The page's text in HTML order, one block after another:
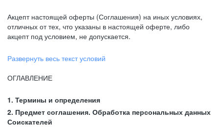
Акцепт настоящей оферты (Соглашения) на иных условиях,
отличных от тех, что указаны в настоящей оферте, либо
акцепт под условием, не допускается.
Развернуть весь текст условий
ОГЛАВЛЕНИЕ
1. Термины и определения
2. Предмет соглашения. Обработка персональных данных
Соискателей